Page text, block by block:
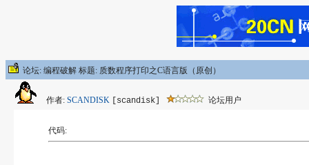
论坛: 编程破解 标题: 质数程序打印之C语言版（原创）
作者: SCANDISK [scandisk] 论坛用户
代码: